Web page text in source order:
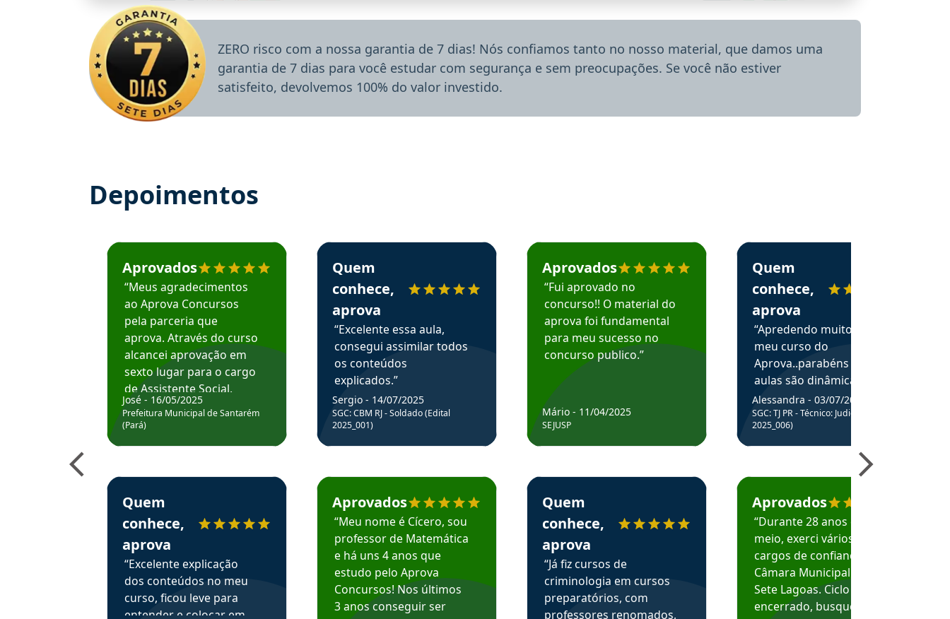
ZERO risco com a nossa garantia de 7 dias! Nós confiamos tanto no nosso material, que damos uma
garantia de 7 dias para você estudar com segurança e sem preocupações. Se você não estiver
satisfeito, devolvemos 100% do valor investido.
Depoimentos
Estudante José recomenda o Aprova Concursos em depoimento
Aprovados
“Meus agradecimentos
ao Aprova Concursos
pela parceria que
aprova. Através do curso
alcancei aprovação em
sexto lugar para o cargo
de Assistente Social.
Hoje estou atuando na
Prefeitura de Santarém.
José - 16/05/2025
Prefeitura Municipal de Santarém
(Pará)
Estudante Elais recomenda o Aprova Concursos em depoimento
Quem
conhece,
aprova
“Excelente explicação
dos conteúdos no meu
curso, ficou leve para
entender e colocar em
Estudante Sergio recomenda o Aprova Concursos em depoimento
Quem
conhece,
aprova
“Excelente essa aula,
consegui assimilar todos
os conteúdos
explicados.”
Sergio - 14/07/2025
SGC: CBM RJ - Soldado (Edital
2025_001)
Estudante Cicero recomenda o Aprova Concursos em depoimento
Aprovados
“Meu nome é Cícero, sou
professor de Matemática
e há uns 4 anos que
estudo pelo Aprova
Concursos! Nos últimos
3 anos conseguir ser
Estudante Mário recomenda o Aprova Concursos em depoimento
Aprovados
“Fui aprovado no
concurso!! O material do
aprova foi fundamental
para meu sucesso no
concurso publico.”
Mário - 11/04/2025
SEJUSP
Estudante Henrique recomenda o Aprova Concursos em depoimento
Quem
conhece,
aprova
“Já fiz cursos de
criminologia em cursos
preparatórios, com
professores renomados,
Estudante Alessandra recomenda o Aprova
Quem
conhece,
aprova
“Apredendo muito no
meu curso do
Aprova..parabéns pelas
aulas são dinâmicas e
me ajudam a entender
melhor os assuntos.”
Alessandra - 03/07/2025
SGC: TJ PR - Técnico: Judiciário (Edital
2025_006)
Estudante Caio recomenda o Aprova
Aprovados
“Durante 28 anos e
meio, exerci vários
cargos de confiança na
Câmara Municipal de
Sete Lagoas. Ciclo
encerrado, busquei